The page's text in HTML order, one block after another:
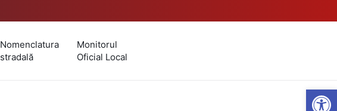
Nomenclatura
stradală
Monitorul
Oficial Local